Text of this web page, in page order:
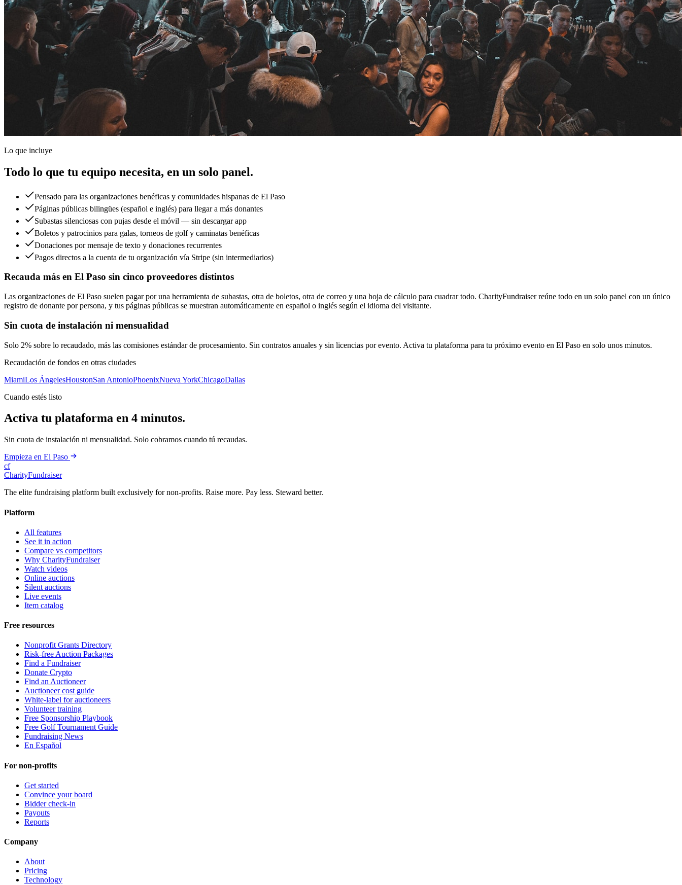
Lo que incluye
Todo lo que tu equipo necesita, en un solo panel.
Pensado para las organizaciones benéficas y comunidades hispanas de El Paso
Páginas públicas bilingües (español e inglés) para llegar a más donantes
Subastas silenciosas con pujas desde el móvil — sin descargar app
Boletos y patrocinios para galas, torneos de golf y caminatas benéficas
Donaciones por mensaje de texto y donaciones recurrentes
Pagos directos a la cuenta de tu organización vía Stripe (sin intermediarios)
Recauda más en El Paso sin cinco proveedores distintos
Las organizaciones de El Paso suelen pagar por una herramienta de subastas, otra de boletos, otra de correo y una hoja de cálculo para cuadrar todo. CharityFundraiser reúne todo en un solo panel con un único
registro de donante por persona, y tus páginas públicas se muestran automáticamente en español o inglés según el idioma del visitante.
Sin cuota de instalación ni mensualidad
Solo 2% sobre lo recaudado, más las comisiones estándar de procesamiento. Sin contratos anuales y sin licencias por evento. Activa tu plataforma para tu próximo evento en El Paso en solo unos minutos.
Recaudación de fondos en otras ciudades
MiamiLos ÁngelesHoustonSan AntonioPhoenixNueva YorkChicagoDallas
Cuando estés listo
Activa tu plataforma en 4 minutos.
Sin cuota de instalación ni mensualidad. Solo cobramos cuando tú recaudas.
Empieza en El Paso
cf
CharityFundraiser
The elite fundraising platform built exclusively for non-profits. Raise more. Pay less. Steward better.
Platform
All features
See it in action
Compare vs competitors
Why CharityFundraiser
Watch videos
Online auctions
Silent auctions
Live events
Item catalog
Free resources
Nonprofit Grants Directory
Risk-free Auction Packages
Find a Fundraiser
Donate Crypto
Find an Auctioneer
Auctioneer cost guide
White-label for auctioneers
Volunteer training
Free Sponsorship Playbook
Free Golf Tournament Guide
Fundraising News
En Español
For non-profits
Get started
Convince your board
Bidder check-in
Payouts
Reports
Company
About
Pricing
Technology